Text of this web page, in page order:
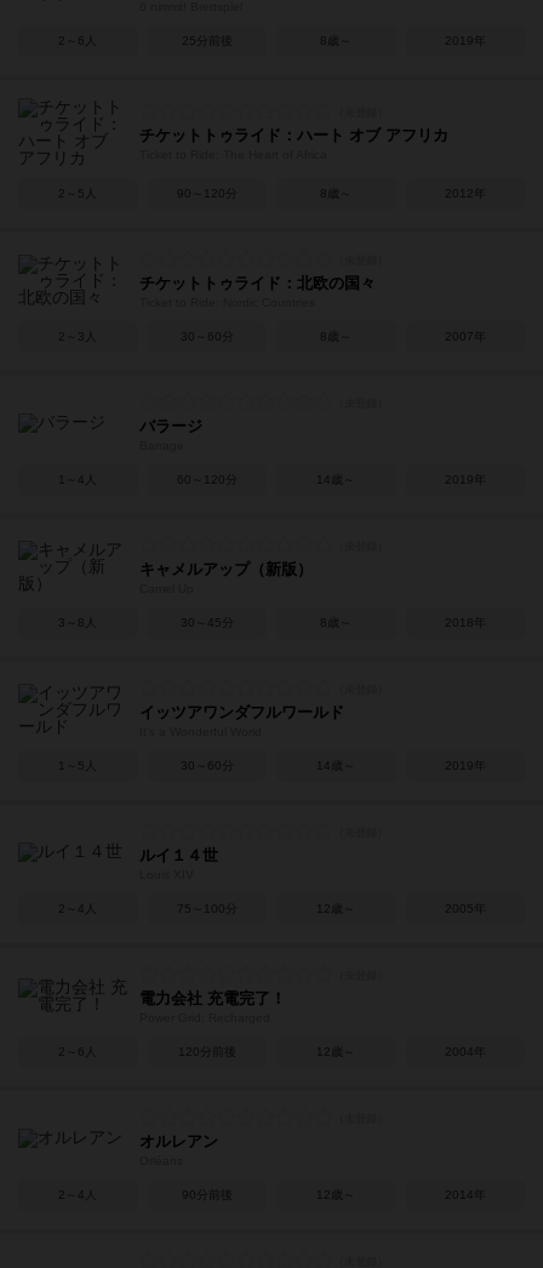
2～6人 25分前後 8歳～ 2019年
チケットトゥライド：ハート オブ アフリカ
2～5人 90～120分 8歳～ 2012年
チケットトゥライド：北欧の国々
2～3人 30～60分 8歳～ 2007年
バラージ
1～4人 60～120分 14歳～ 2019年
キャメルアップ（新版）
3～8人 30～45分 8歳～ 2018年
イッツアワンダフルワールド
1～5人 30～60分 14歳～ 2019年
ルイ１４世
2～4人 75～100分 12歳～ 2005年
電力会社 充電完了！
2～6人 120分前後 12歳～ 2004年
オルレアン
2～4人 90分前後 12歳～ 2014年